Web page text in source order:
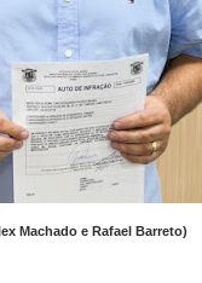
Machado e Rafael Barreto)